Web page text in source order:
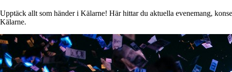
Upptäck allt som händer i Kälarne! Här hittar du aktuella evenemang,
Kälarne.